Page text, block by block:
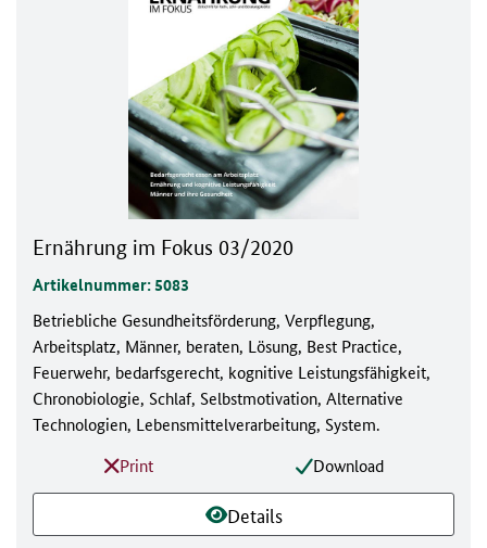
Ernährung im Fokus 03/2020
Artikelnummer: 5083
Betriebliche Gesundheitsförderung, Verpflegung,
Arbeitsplatz, Männer, beraten, Lösung, Best Practice,
Feuerwehr, bedarfsgerecht, kognitive Leistungsfähigkeit,
Chronobiologie, Schlaf, Selbstmotivation, Alternative
Technologien, Lebensmittelverarbeitung, System.
Print
Download
Details